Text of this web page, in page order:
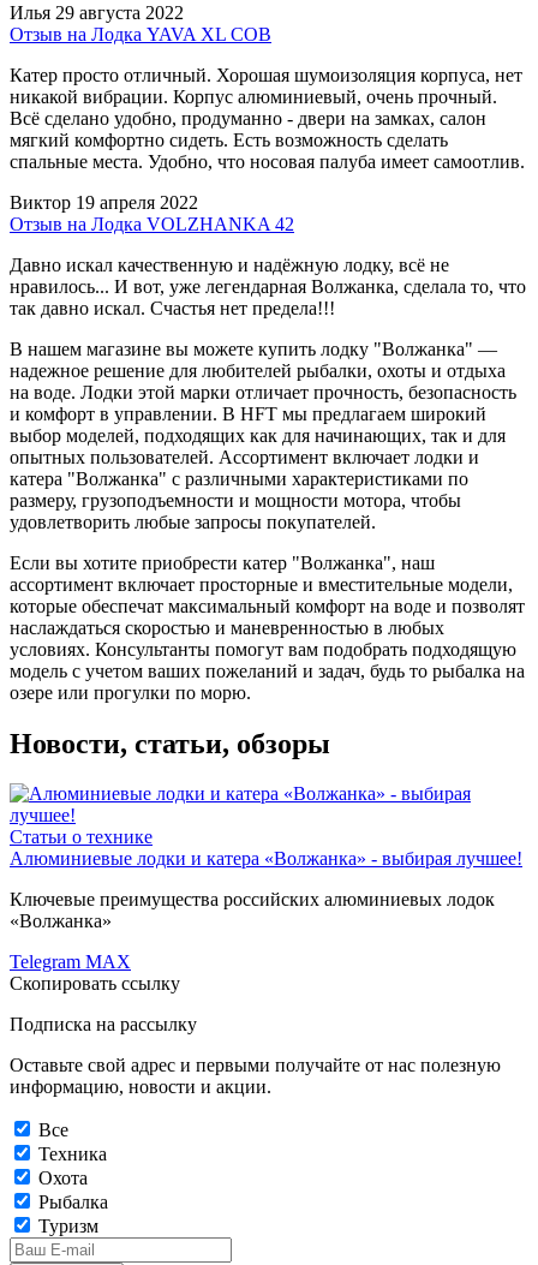
Илья 29 августа 2022
Отзыв на Лодка YAVA XL COB
Катер просто отличный. Хорошая шумоизоляция корпуса, нет
никакой вибрации. Корпус алюминиевый, очень прочный.
Всё сделано удобно, продуманно - двери на замках, салон
мягкий комфортно сидеть. Есть возможность сделать
спальные места. Удобно, что носовая палуба имеет самоотлив.
Виктор 19 апреля 2022
Отзыв на Лодка VOLZHANKA 42
Давно искал качественную и надёжную лодку, всё не
нравилось... И вот, уже легендарная Волжанка, сделала то, что
так давно искал. Счастья нет предела!!!
В нашем магазине вы можете купить лодку "Волжанка" —
надежное решение для любителей рыбалки, охоты и отдыха
на воде. Лодки этой марки отличает прочность, безопасность
и комфорт в управлении. В HFT мы предлагаем широкий
выбор моделей, подходящих как для начинающих, так и для
опытных пользователей. Ассортимент включает лодки и
катера "Волжанка" с различными характеристиками по
размеру, грузоподъемности и мощности мотора, чтобы
удовлетворить любые запросы покупателей.
Если вы хотите приобрести катер "Волжанка", наш
ассортимент включает просторные и вместительные модели,
которые обеспечат максимальный комфорт на воде и позволят
наслаждаться скоростью и маневренностью в любых
условиях. Консультанты помогут вам подобрать подходящую
модель с учетом ваших пожеланий и задач, будь то рыбалка на
озере или прогулки по морю.
Новости, статьи, обзоры
Статьи о технике
Алюминиевые лодки и катера «Волжанка» - выбирая лучшее!
Ключевые преимущества российских алюминиевых лодок
«Волжанка»
Telegram MAX
Скопировать ссылку
Подписка на рассылку
Оставьте свой адрес и первыми получайте от нас полезную
информацию, новости и акции.
Все
Техника
Охота
Рыбалка
Туризм